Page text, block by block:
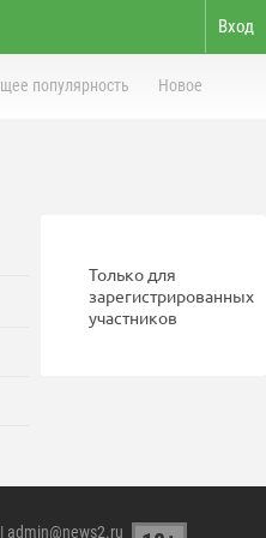
Вход
популярность Новое
Только для
зарегистрированных
участников
| admin@news2.ru